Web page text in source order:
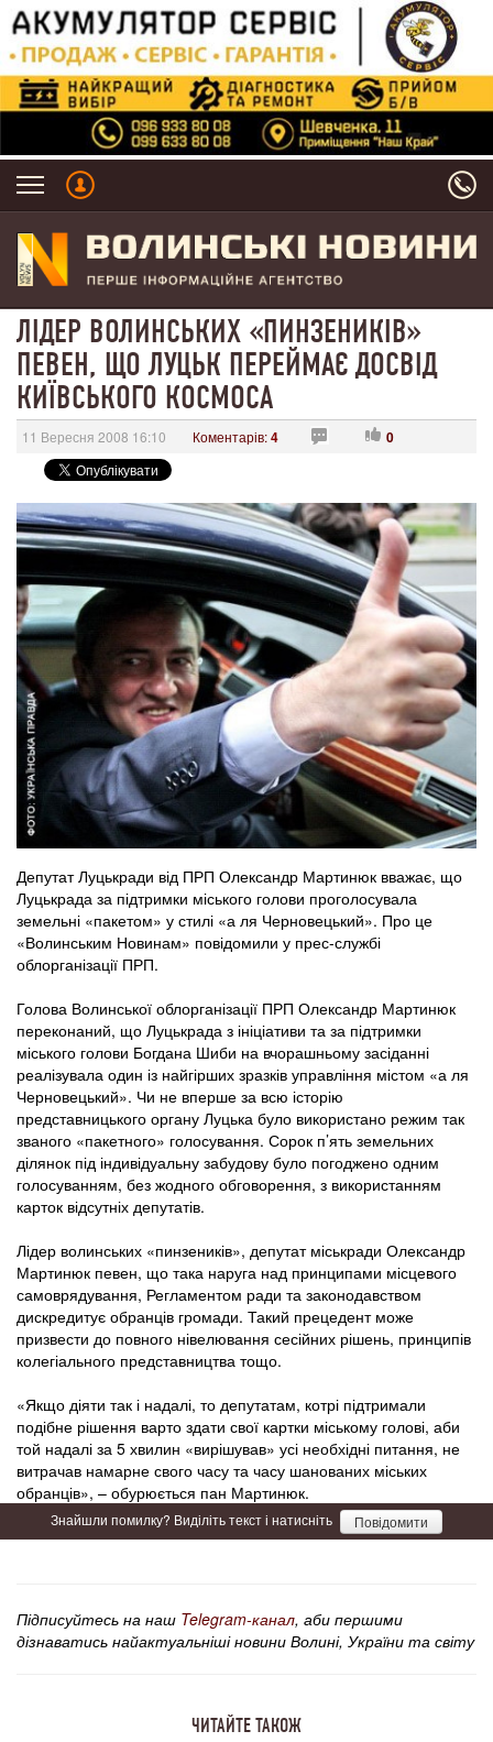
ЛІДЕР ВОЛИНСЬКИХ «ПИНЗЕНИКІВ»
ПЕВЕН, ЩО ЛУЦЬК ПЕРЕЙМАЄ ДОСВІД
КИЇВСЬКОГО КОСМОСА
11 Вересня 2008 16:10 Коментарів:4 0
Депутат Луцькради від ПРП Олександр Мартинюк вважає, що
Луцькрада за підтримки міського голови проголосувала
земельні «пакетом» у стилі «а ля Черновецький». Про це
«Волинським Новинам» повідомили у прес-службі
облорганізації ПРП.
Голова Волинської облорганізації ПРП Олександр Мартинюк
переконаний, що Луцькрада з ініціативи та за підтримки
міського голови Богдана Шиби на вчорашньому засіданні
реалізувала один із найгірших зразків управління містом «а ля
Черновецький». Чи не вперше за всю історію
представницького органу Луцька було використано режим так
званого «пакетного» голосування. Сорок п’ять земельних
ділянок під індивідуальну забудову було погоджено одним
голосуванням, без жодного обговорення, з використанням
карток відсутніх депутатів.
Лідер волинських «пинзеників», депутат міськради Олександр
Мартинюк певен, що така наруга над принципами місцевого
самоврядування, Регламентом ради та законодавством
дискредитує обранців громади. Такий прецедент може
призвести до повного нівелювання сесійних рішень, принципів
колегіального представництва тощо.
«Якщо діяти так і надалі, то депутатам, котрі підтримали
подібне рішення варто здати свої картки міському голові, аби
той надалі за 5 хвилин «вирішував» усі необхідні питання, не
витрачав намарне свого часу та часу шанованих міських
обранців», – обурюється пан Мартинюк.
Знайшли помилку? Виділіть текст і натисніть Повідомити
Підписуйтесь на наш Telegram-канал, аби першими
дізнаватись найактуальніші новини Волині, України та світу
ЧИТАЙТЕ ТАКОЖ